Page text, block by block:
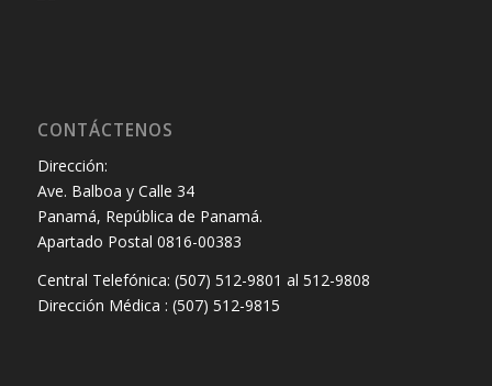
CONTÁCTENOS
Dirección:
Ave. Balboa y Calle 34
Panamá, República de Panamá.
Apartado Postal 0816-00383
Central Telefónica: (507) 512-9801 al 512-9808
Dirección Médica : (507) 512-9815